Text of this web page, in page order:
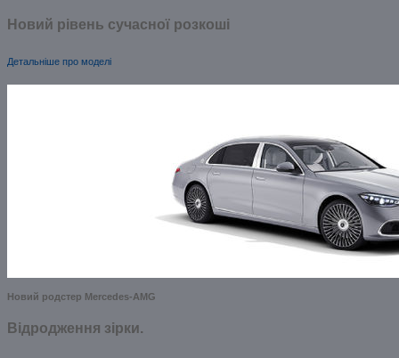
Новий рівень сучасної розкоші
Детальніше про моделі
Новий родстер Mercedes-AMG
Відродження зірки.